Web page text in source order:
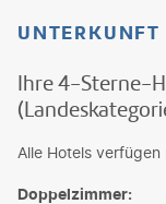
UNTERKUNFT
Ihre 4-Sterne-
Alle Hotels
Doppelzimmer: